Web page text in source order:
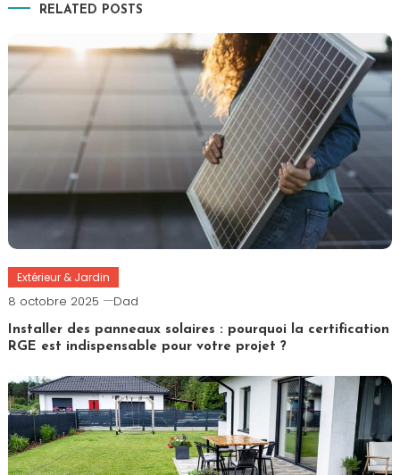
l’article
RELATED POSTS
Extérieur & Jardin
8 octobre 2025 Dad
Installer des panneaux solaires : pourquoi la certification
RGE est indispensable pour votre projet ?